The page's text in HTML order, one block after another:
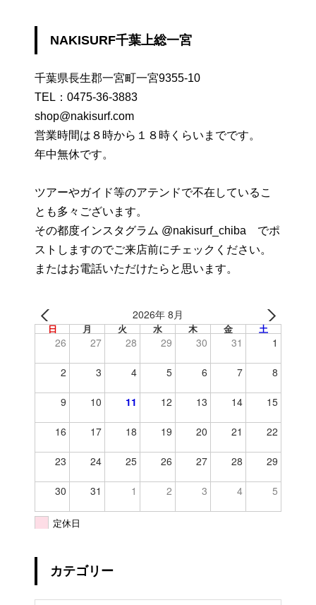
NAKISURF千葉上総一宮
千葉県長生郡一宮町一宮9355-10
TEL： 0475-36-3883
shop@nakisurf.com
営業時間は８時から１８時くらいまでです。
年中無休です。
ツアーやガイド等のアテンドで不在しているこ
とも多々ございます。
その都度インスタグラム @nakisurf_chiba でポ
ストしますのでご来店前にチェックください。
またはお電話いただけたらと思います。
2026年 8月
日 月 火 水 木 金 土
26 27 28 29 30 31 1
2 3 4 5 6 7 8
9 10 11 12 13 14 15
16 17 18 19 20 21 22
23 24 25 26 27 28 29
30 31 1 2 3 4 5
定休日
カテゴリー